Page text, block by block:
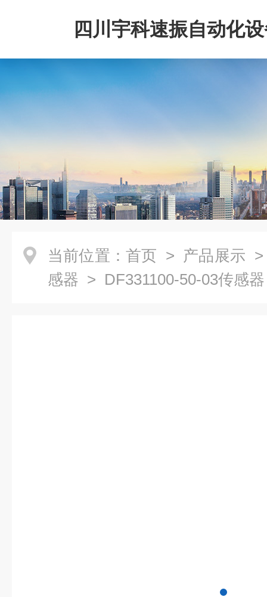
四川宇科速振自动化
公司
当前位置： 首页 > 产品展示
感器 > DF331100-50-03传感器